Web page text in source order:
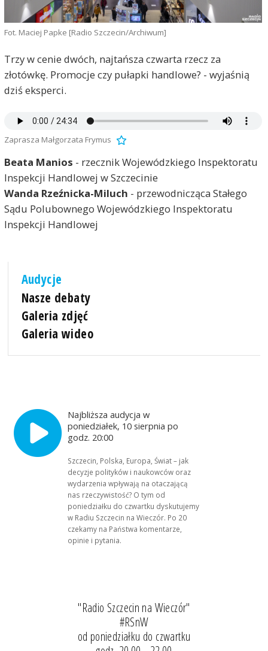
Fot. Maciej Papke [Radio Szczecin/Archiwum]
Trzy w cenie dwóch, najtańsza czwarta rzecz za
złotówkę. Promocje czy pułapki handlowe? - wyjaśnią
dziś eksperci.
Zaprasza Małgorzata Frymus
Beata Manios - rzecznik Wojewódzkiego Inspektoratu
Inspekcji Handlowej w Szczecinie
Wanda Rzeźnicka-Miluch - przewodnicząca Stałego
Sądu Polubownego Wojewódzkiego Inspektoratu
Inspekcji Handlowej
Audycje
Nasze debaty
Galeria zdjęć
Galeria wideo
Najbliższa audycja w
poniedziałek, 10 sierpnia po
godz. 20:00
Szczecin, Polska, Europa, Świat – jak
decyzje polityków i naukowców oraz
wydarzenia wpływają na otaczającą
nas rzeczywistość? O tym od
poniedziałku do czwartku dyskutujemy
w Radiu Szczecin na Wieczór. Po 20
czekamy na Państwa komentarze,
opinie i pytania.
"Radio Szczecin na Wieczór"
#RSnW
od poniedziałku do czwartku